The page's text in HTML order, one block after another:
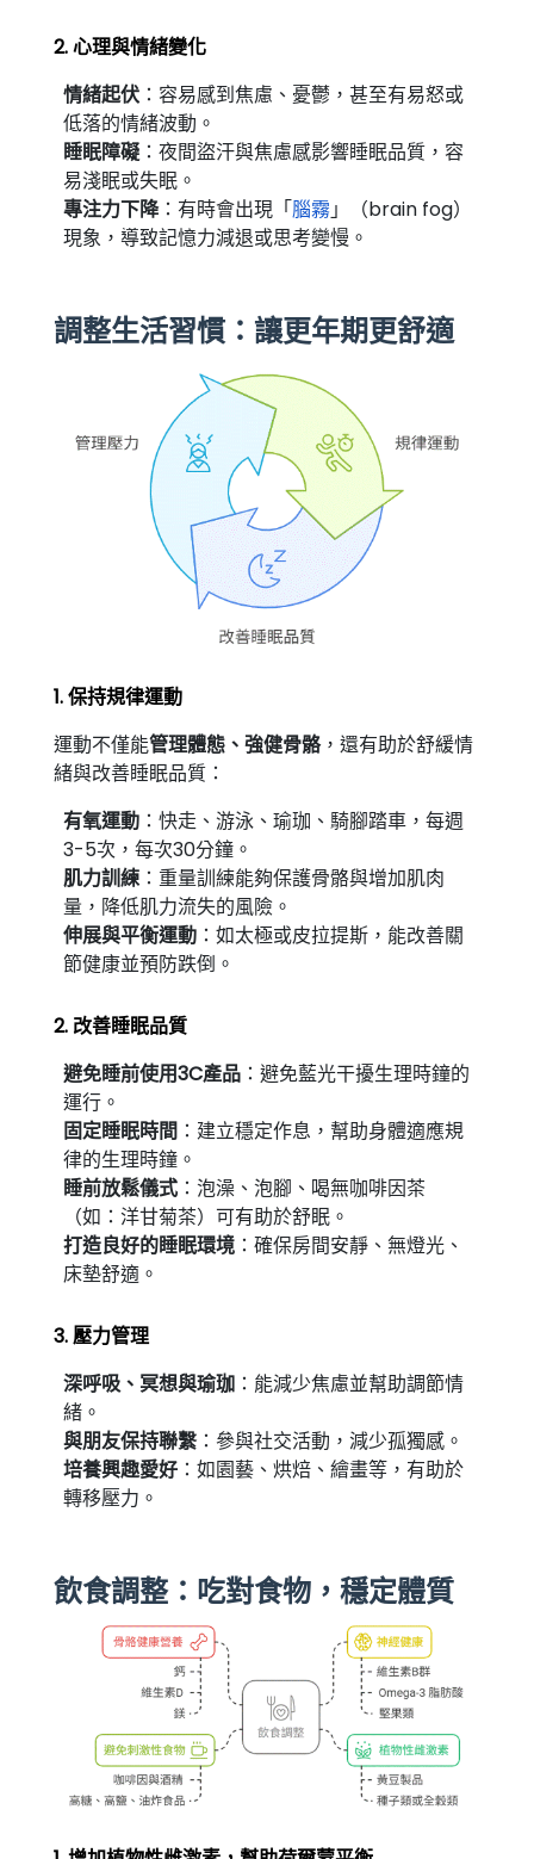
2. 心理與情緒變化
情緒起伏 ：容易感到焦慮、憂鬱，甚至有易怒或
低落的情緒波動。
睡眠障礙：夜間盜汗與焦慮感影響睡眠品質，容
易淺眠或失眠。
專注力下降：有時會出現「腦霧」（brain fog）
現象，導致記憶力減退或思考變慢。
調整生活習慣：讓更年期更舒適
1. 保持規律運動
運動不僅能管理體態、強健骨骼，還有助於舒緩情
緒與改善睡眠品質：
有氧運動 ：快走、游泳、瑜珈、騎腳踏車，每週
3-5次，每次30分鐘。
肌力訓練 ：重量訓練能夠保護骨骼與增加肌肉
量，降低肌力流失的風險。
伸展與平衡運動 ：如太極或皮拉提斯，能改善關
節健康並預防跌倒。
2. 改善睡眠品質
避免睡前使用3C產品 ：避免藍光干擾生理時鐘的
運行。
固定睡眠時間 ：建立穩定作息，幫助身體適應規
律的生理時鐘。
睡前放鬆儀式 ：泡澡、泡腳、喝無咖啡因茶
（如：洋甘菊茶）可有助於舒眠。
打造良好的睡眠環境 ：確保房間安靜、無燈光、
床墊舒適。
3. 壓力管理
深呼吸、冥想與瑜珈 ：能減少焦慮並幫助調節情
緒。
與朋友保持聯繫 ：參與社交活動，減少孤獨感。
培養興趣愛好 ：如園藝、烘焙、繪畫等，有助於
轉移壓力。
飲食調整：吃對食物，穩定體質